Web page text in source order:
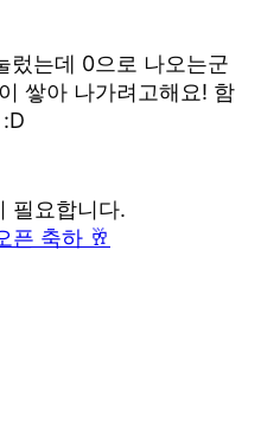
렀는데 0으로 나오는군
쌓아 나가려고해요! 함
필요합니다.
픈 축하 🥂